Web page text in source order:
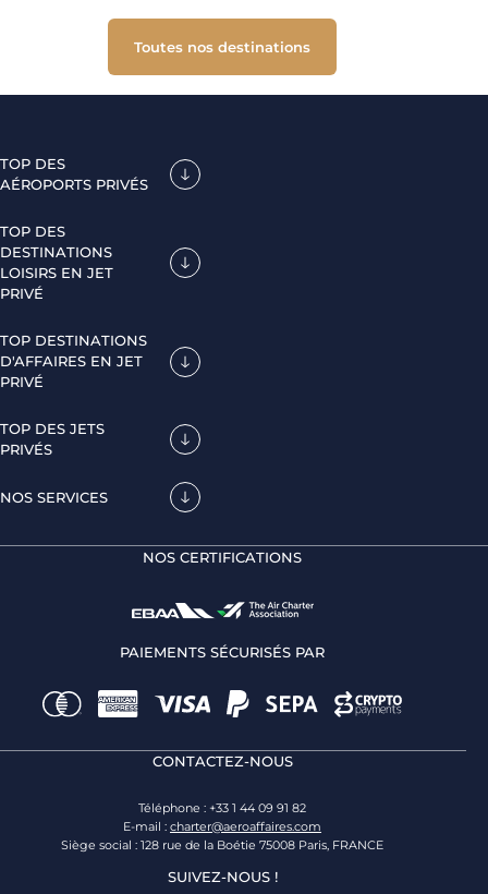
Toutes nos destinations
TOP DES
AÉROPORTS PRIVÉS
TOP DES
DESTINATIONS
LOISIRS EN JET
PRIVÉ
TOP DESTINATIONS
D'AFFAIRES EN JET
PRIVÉ
TOP DES JETS
PRIVÉS
NOS SERVICES
NOS CERTIFICATIONS
PAIEMENTS SÉCURISÉS PAR
CONTACTEZ-NOUS
Téléphone : +33 1 44 09 91 82
E-mail : charter@aeroaffaires.com
Siège social : 128 rue de la Boétie 75008 Paris, FRANCE
SUIVEZ-NOUS !